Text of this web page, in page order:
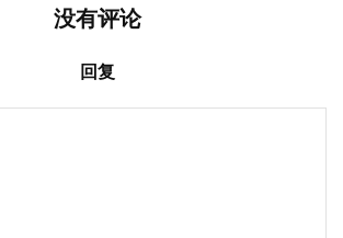
没有评论
回复